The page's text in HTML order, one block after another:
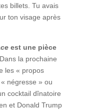
billets. Tu avais
ton visage après
est une pièce
Dans la prochaine
les « propos
négresse » ou
cocktail dînatoire
et Donald Trump